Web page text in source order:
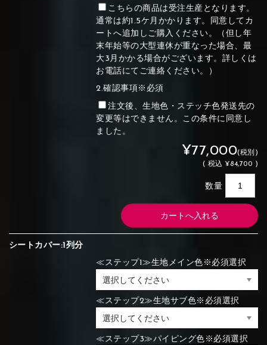
こちらの商品は受注生産となります。
通常は約1.5ケ月かかります。同意してカ
ートへ追加しご購入ください。（但し年
末年始等の大型連休が重なった場合、最
大3月かかる場合がございます。詳しくは
お電話にてご連絡ください。）
2.確認事項※必須
注文後、生地色・ステッチ色発送先の
変更等はできません。この条件に同意し
ました。
¥77,000(税別)
( 税込 ¥84,700 )
数量
シートカバー:1列分
≪ステップ1≫生地メイン色※必須選択
≪ステップ2≫生地サブ色※必須選択
≪ステップ3≫パイピング色※必須選択